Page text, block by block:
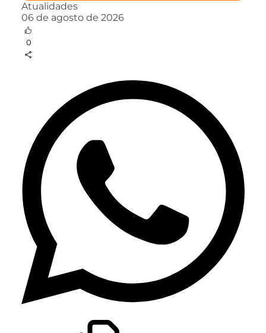
Atualidades
06 de agosto de 2026
0